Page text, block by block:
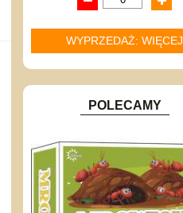
WYPRZEDAŻ: WIĘCEJ
POLECAMY